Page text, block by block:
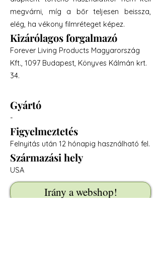
megvárni, míg a bőr teljesen beissza,
elég, ha vékony filmréteget képez.
Kizárólagos forgalmazó
Forever Living Products Magyarország
Kft., 1097 Budapest, Könyves Kálmán krt.
34.
Gyártó
-
Figyelmeztetés
Felnyitás után 12 hónapig használható fel.
Származási hely
USA
Irány a webshop!